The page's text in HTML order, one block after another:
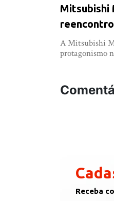
Mitsubishi
A Mitsubishi
protagonismo
Receba